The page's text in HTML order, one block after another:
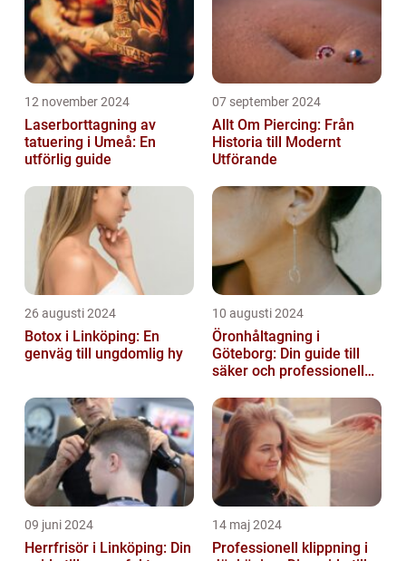
12 november 2024
Laserborttagning av
tatuering i Umeå: En
utförlig guide
07 september 2024
Allt Om Piercing: Från
Historia till Modernt
Utförande
26 augusti 2024
Botox i Linköping: En
genväg till ungdomlig hy
10 augusti 2024
Öronhåltagning i
Göteborg: Din guide till
säker och professionell
09 juni 2024
Herrfrisör i Linköping: Din
14 maj 2024
Professionell klippning i